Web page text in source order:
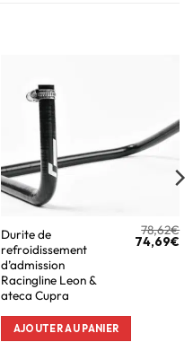
Durite de
refroidissement
d’admission
Racingline Leon &
ateca Cupra
78,62€
74,69€
AJOUTER AU PANIER